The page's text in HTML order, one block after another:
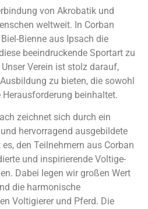
von Akrobatik und
weltweit. In Corban
Bienne aus Ipsach die
beeindruckende Sportart zu
Verein ist stolz darauf,
zu bieten, die sowohl
beinhaltet.
zeichnet sich durch ein
hervorragend ausgebildete
den Teilnehmern aus Corban
und inspirierende Voltige-
Dabei legen wir großen Wert
die harmonische
Voltigierer und Pferd. Die